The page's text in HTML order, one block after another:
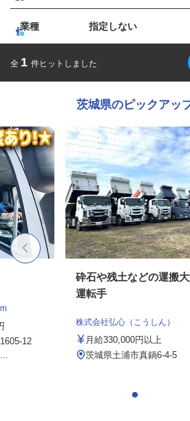
業種 指定しない
全 1 件ヒットしました
茨城県のピックアッ
12
砕石や残土などの運搬
運転手
株式会社弘心（こうしん）
月給330,000円以上
茨城県土浦市真鍋6-4-5